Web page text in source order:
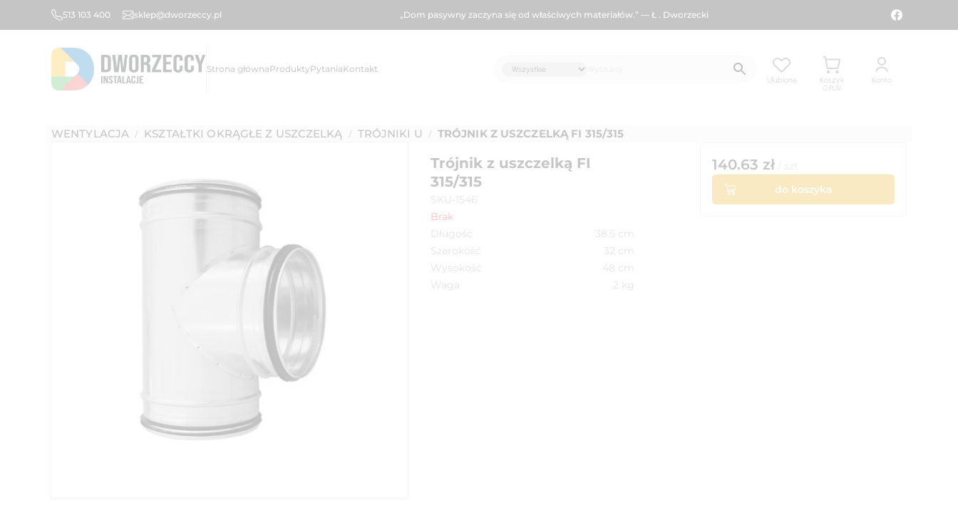
513 103 400 sklep@dworzeccy.pl „Dom pasywny zaczyna się od właściwych materiałów.” — Ł . Dworzecki
Strona głównaProduktyPytaniaKontakt
Ulubione
Koszyk
0 PLN
Konto
WENTYLACJA / KSZTAŁTKI OKRĄGŁE Z USZCZELKĄ / TRÓJNIKI U / TRÓJNIK Z USZCZELKĄ FI 315/315
Trójnik z uszczelką FI
315/315
SKU-1546
Brak
Długość
38.5 cm
Szerokość
32 cm
Wysokość
48 cm
Waga
2 kg
140.63 zł
do koszyka